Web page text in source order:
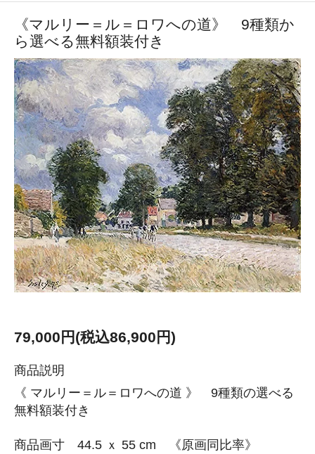
《マルリー＝ル＝ロワへの道》 9種類か
ら選べる無料額装付き
79,000円(税込86,900円)
商品説明
《 マルリー＝ル＝ロワへの道 》 9種類の選べる
無料額装付き
商品画寸 44.5 ｘ 55 cm 《原画同比率》